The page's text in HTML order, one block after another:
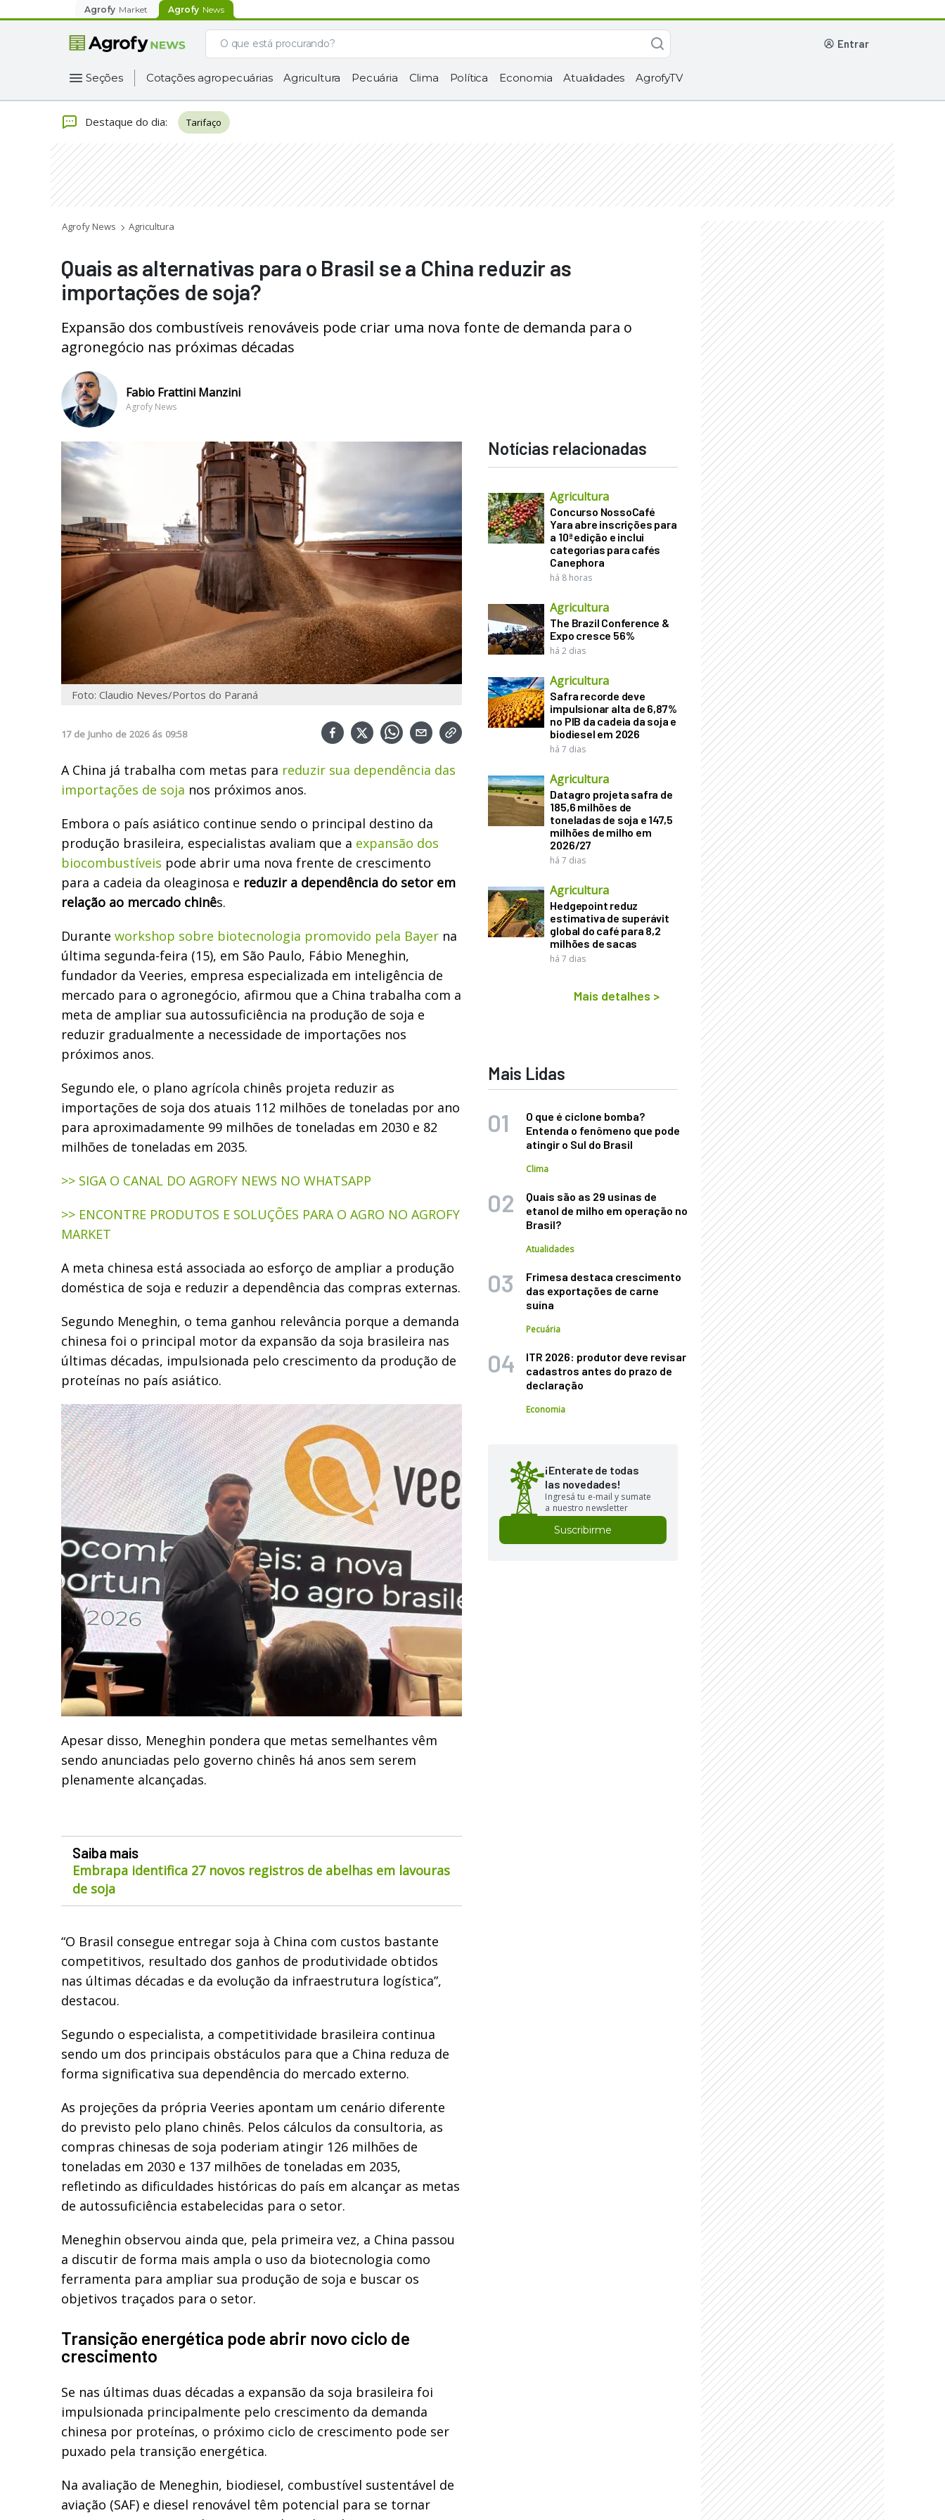
Agrofy Market Agrofy News
entrar
Seções Cotações agropecuárias Agricultura Pecuária Clima Política Economia Atualidades AgrofyTV
Destaque do dia: Tarifaço
Agrofy News Agricultura
Quais as alternativas para o Brasil se a China reduzir as
importações de soja?
Expansão dos combustíveis renováveis pode criar uma nova fonte de demanda para o
agronegócio nas próximas décadas
Fabio Frattini Manzini
Agrofy News
Foto: Claudio Neves/Portos do Paraná
17 de Junho de 2026 ás 09:58
A China já trabalha com metas para reduzir sua dependência das
importações de soja nos próximos anos.
Embora o país asiático continue sendo o principal destino da
produção brasileira, especialistas avaliam que a expansão dos
biocombustíveis pode abrir uma nova frente de crescimento
para a cadeia da oleaginosa e reduzir a dependência do setor em
relação ao mercado chinês.
Durante workshop sobre biotecnologia promovido pela Bayer na
última segunda-feira (15), em São Paulo, Fábio Meneghin,
fundador da Veeries, empresa especializada em inteligência de
mercado para o agronegócio, afirmou que a China trabalha com a
meta de ampliar sua autossuficiência na produção de soja e
reduzir gradualmente a necessidade de importações nos
próximos anos.
Segundo ele, o plano agrícola chinês projeta reduzir as
importações de soja dos atuais 112 milhões de toneladas por ano
para aproximadamente 99 milhões de toneladas em 2030 e 82
milhões de toneladas em 2035.
>> SIGA O CANAL DO AGROFY NEWS NO WHATSAPP
>> ENCONTRE PRODUTOS E SOLUÇÕES PARA O AGRO NO AGROFY
MARKET
A meta chinesa está associada ao esforço de ampliar a produção
doméstica de soja e reduzir a dependência das compras externas.
Segundo Meneghin, o tema ganhou relevância porque a demanda
chinesa foi o principal motor da expansão da soja brasileira nas
últimas décadas, impulsionada pelo crescimento da produção de
proteínas no país asiático.
Apesar disso, Meneghin pondera que metas semelhantes vêm
sendo anunciadas pelo governo chinês há anos sem serem
plenamente alcançadas.
Saiba mais
Embrapa identifica 27 novos registros de abelhas em lavouras
de soja
“O Brasil consegue entregar soja à China com custos bastante
competitivos, resultado dos ganhos de produtividade obtidos
nas últimas décadas e da evolução da infraestrutura logística”,
destacou.
Segundo o especialista, a competitividade brasileira continua
sendo um dos principais obstáculos para que a China reduza de
forma significativa sua dependência do mercado externo.
As projeções da própria Veeries apontam um cenário diferente
do previsto pelo plano chinês. Pelos cálculos da consultoria, as
compras chinesas de soja poderiam atingir 126 milhões de
toneladas em 2030 e 137 milhões de toneladas em 2035,
refletindo as dificuldades históricas do país em alcançar as metas
de autossuficiência estabelecidas para o setor.
Meneghin observou ainda que, pela primeira vez, a China passou
a discutir de forma mais ampla o uso da biotecnologia como
ferramenta para ampliar sua produção de soja e buscar os
objetivos traçados para o setor.
Transição energética pode abrir novo ciclo de
crescimento
Se nas últimas duas décadas a expansão da soja brasileira foi
impulsionada principalmente pelo crescimento da demanda
chinesa por proteínas, o próximo ciclo de crescimento pode ser
puxado pela transição energética.
Na avaliação de Meneghin, biodiesel, combustível sustentável de
aviação (SAF) e diesel renovável têm potencial para se tornar
Notícias relacionadas
Agricultura
Concurso NossoCafé
Yara abre inscrições para
a 10ª edição e inclui
categorias para cafés
Canephora
há 8 horas
Agricultura
The Brazil Conference &
Expo cresce 56%
há 2 dias
Agricultura
Safra recorde deve
impulsionar alta de 6,87%
no PIB da cadeia da soja e
biodiesel em 2026
há 7 dias
Agricultura
Datagro projeta safra de
185,6 milhões de
toneladas de soja e 147,5
milhões de milho em
2026/27
há 7 dias
Agricultura
Hedgepoint reduz
estimativa de superávit
global do café para 8,2
milhões de sacas
há 7 dias
Mais detalhes >
Mais Lidas
O que é ciclone bomba?
Entenda o fenômeno que pode
atingir o Sul do Brasil
Clima
Quais são as 29 usinas de
etanol de milho em operação no
Brasil?
Atualidades
Frimesa destaca crescimento
das exportações de carne
suína
Pecuária
ITR 2026: produtor deve revisar
cadastros antes do prazo de
declaração
Economia
¡Enterate de todas
las novedades!
Ingresá tu e-mail y sumate
a nuestro newsletter
Suscribirme